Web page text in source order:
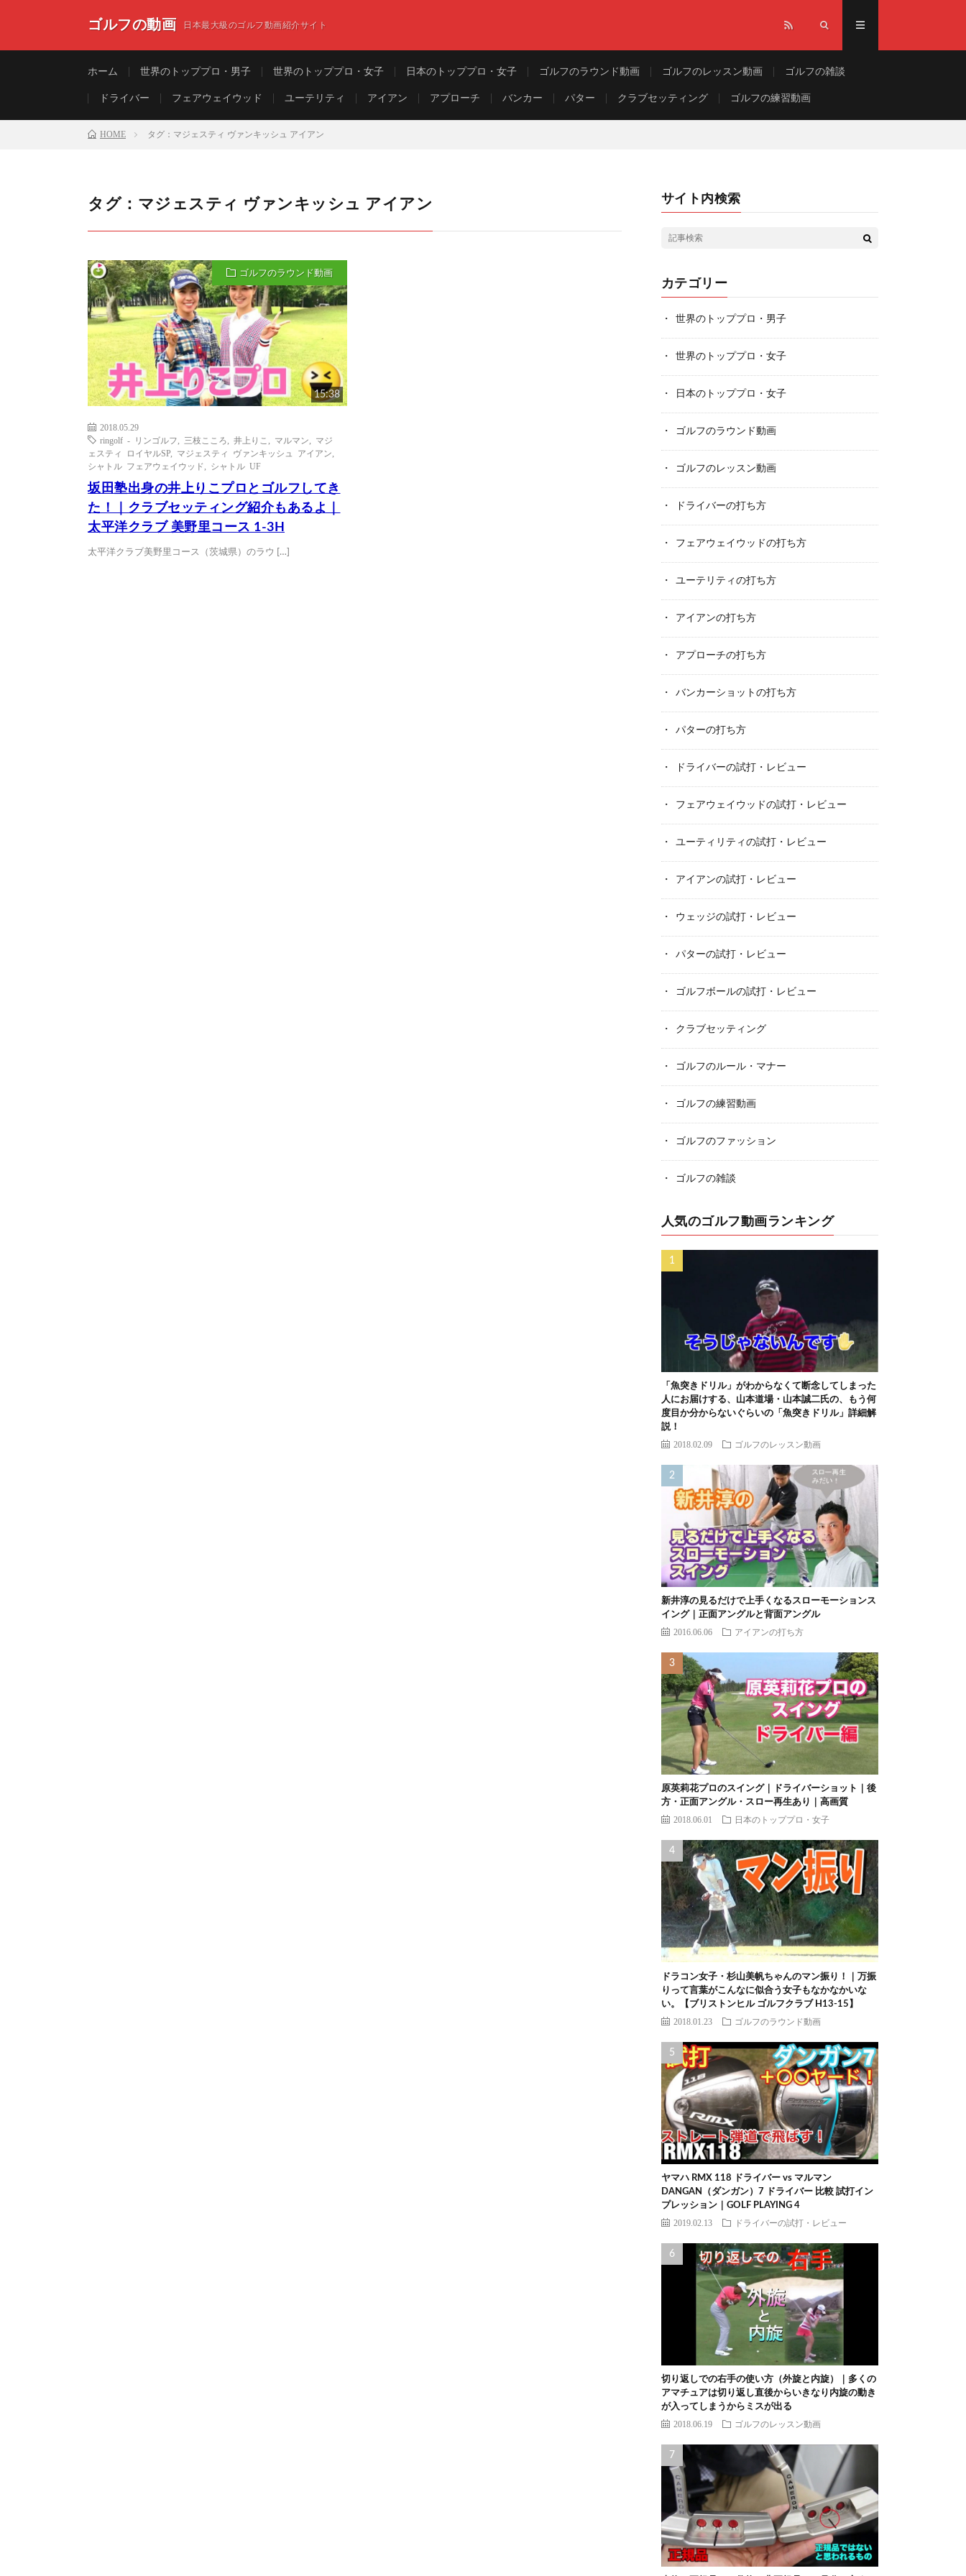
ゴルフの動画 日本最大級のゴルフ動画紹介サイト
ホーム 世界のトッププロ・男子 世界のトッププロ・女子 日本のトッププロ・女子 ゴルフのラウンド動画 ゴルフのレッスン動画 ゴルフの雑談
ドライバー フェアウェイウッド ユーテリティ アイアン アプローチ バンカー パター クラブセッティング ゴルフの練習動画
HOME タグ：マジェスティ ヴァンキッシュ アイアン
タグ：マジェスティ ヴァンキッシュ アイアン
ゴルフのラウンド動画
15:38
2018.05.29
ringolf - リンゴルフ
三枝こころ 井上りこ マルマン
マジ
ェスティ ロイヤルSP
マジェスティ ヴァンキッシュ アイアン
シャトル フェアウェイウッド
シャトル UF
坂田塾出身の井上りこプロとゴルフしてき
た！｜クラブセッティング紹介もあるよ｜
太平洋クラブ 美野里コース 1-3H
太平洋クラブ美野里コース（茨城県）のラウ […]
サイト内検索
カテゴリー
世界のトッププロ・男子
世界のトッププロ・女子
日本のトッププロ・女子
ゴルフのラウンド動画
ゴルフのレッスン動画
ドライバーの打ち方
フェアウェイウッドの打ち方
ユーテリティの打ち方
アイアンの打ち方
アプローチの打ち方
バンカーショットの打ち方
パターの打ち方
ドライバーの試打・レビュー
フェアウェイウッドの試打・レビュー
ユーティリティの試打・レビュー
アイアンの試打・レビュー
ウェッジの試打・レビュー
パターの試打・レビュー
ゴルフボールの試打・レビュー
クラブセッティング
ゴルフのルール・マナー
ゴルフの練習動画
ゴルフのファッション
ゴルフの雑談
人気のゴルフ動画ランキング
「魚突きドリル」がわからなくて断念してしまった
人にお届けする、山本道場・山本誠二氏の、もう何
度目か分からないぐらいの「魚突きドリル」詳細解
説！
2018.02.09 ゴルフのレッスン動画
新井淳の見るだけで上手くなるスローモーションス
イング｜正面アングルと背面アングル
2016.06.06 アイアンの打ち方
原英莉花プロのスイング｜ドライバーショット｜後
方・正面アングル・スロー再生あり｜高画質
2018.06.01 日本のトッププロ・女子
ドラコン女子・杉山美帆ちゃんのマン振り！｜万振
りって言葉がこんなに似合う女子もなかなかいな
い。【ブリストンヒル ゴルフクラブ H13-15】
2018.01.23 ゴルフのラウンド動画
ヤマハ RMX 118 ドライバー vs マルマン
DANGAN（ダンガン）7 ドライバー 比較 試打イン
プレッション｜GOLF PLAYING 4
2019.02.13 ドライバーの試打・レビュー
切り返しでの右手の使い方（外旋と内旋）｜多くの
アマチュアは切り返し直後からいきなり内旋の動き
が入ってしまうからミスが出る
2018.06.19 ゴルフのレッスン動画